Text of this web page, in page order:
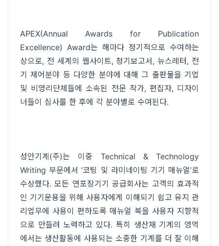
APEX(Annual Awards for Publication
Excellence) Award는 해마다 정기적으로 수여하는
상으로, 전 세계의 웹사이트, 정기보고서, 뉴스레터, 전
기 제어분야 등 다양한 분야에 대해 그 출판물을 기업
및 비영리단체들에 소속된 전문 작가, 편집자, 디자이
너들이 심사를 한 후에 각 분야별로 수여된다.
성안기계(주)는 이중 Technical & Technology
Writing 부문에서 ‘코팅 및 라미네이팅 기기 매뉴얼’로
수상했다. 모든 연포장기기 공급회사는 고객의 효과적
인 기기운용을 위해 사용자에게 이해되기 쉽고 유지 관
리업무에 사용이 편하도록 매뉴얼 북을 사용자 지향적
으로 만들려 노력하고 있다. 특히 생산재 기계의 영역
에서는 생산활동에 사용되는 소중한 기계를 더 잘 이해